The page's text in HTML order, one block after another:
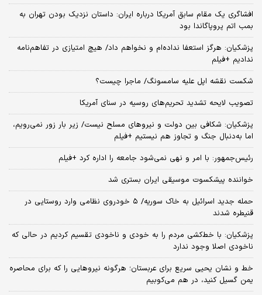
افشاگری یک مقام سابق آمریکا درباره ایران: داستان نزدیک بودن تهران به
بمب اتم پروپاگاندا بود
پزشکیان: هرگز استعفا نداده‌ام و نخواهم داد/ هیچ امتیازی در تفاهم‌نامه
ندادیم +فیلم
شکست نقشه اپل علیه سامسونگ/ ماجرا چیست؟
تصویب لایحه تشدید تحریم‌های روسیه در سنای آمریکا
پزشکیان: شکافی بین دولت و نیروهای مسلح نیست/ زیر بار زور نمی‌رویم،
اما به‌دنبال جنگ و تجاوز هم نیستیم +فیلم
رئیس‌جمهور: با امر و نهی نمی‌شود جامعه را اداره کرد +فیلم
خواننده پیشکسوت موسیقی ایران بستری شد
حمله جدید اسرائیل به خاک سوریه/ ۵ خودروی نظامی وارد روستایی در
قنیطره شدند
پزشکیان: با خط‌کشی مردم را به خودی و ناخودی تقسیم کردیم در حالی که
ناخودی اصلا وجود ندارد
خط و نشان یحیی سریع برای عربستان؛ هرگونه نیروهایی را که برای محاصره
یمن گسیل کنید، در هم می‌کوبیم